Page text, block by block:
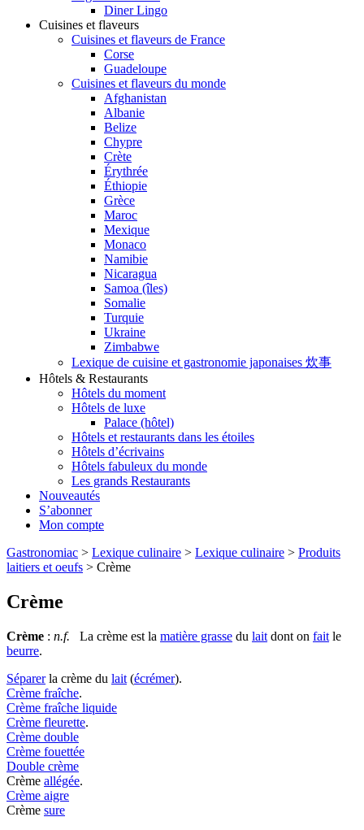
Diner Lingo
Cuisines et flaveurs
Cuisines et flaveurs de France
Corse
Guadeloupe
Cuisines et flaveurs du monde
Afghanistan
Albanie
Belize
Chypre
Crète
Érythrée
Éthiopie
Grèce
Maroc
Mexique
Monaco
Namibie
Nicaragua
Samoa (îles)
Somalie
Turquie
Ukraine
Zimbabwe
Lexique de cuisine et gastronomie japonaises 炊事
Hôtels & Restaurants
Hôtels du moment
Hôtels de luxe
Palace (hôtel)
Hôtels et restaurants dans les étoiles
Hôtels d’écrivains
Hôtels fabuleux du monde
Les grands Restaurants
Nouveautés
S’abonner
Mon compte
Gastronomiac > Lexique culinaire > Lexique culinaire > Produits
laitiers et oeufs > Crème
Crème
Crème : n.f. La crème est la matière grasse du lait dont on fait le
beurre.
Séparerla crème du lait (écrémer).
Crème fraîche.
Crème fraîche liquide
Crème fleurette.
Crème double
Crème fouettée
Double crème
Crème allégée.
Crème aigre
Crème sure